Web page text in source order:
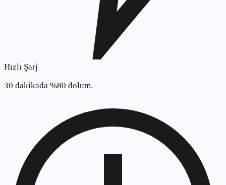
Hızlı Şarj
30 dakikada %80 dolum.